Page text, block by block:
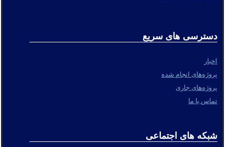
دسترسی های سریع
اخبار
پروژه‌های انجام شده
پروژه‌های جاری
تماس با ما
شبکه های اجتماعی